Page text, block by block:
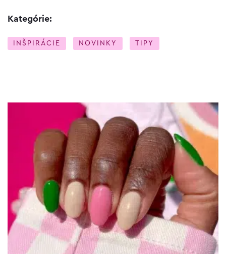
Kategórie:
INŠPIRÁCIE NOVINKY TIPY